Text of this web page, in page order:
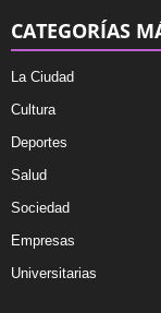
CATEGORÍAS
La Ciudad
Cultura
Deportes
Salud
Sociedad
Empresas
Universitarias